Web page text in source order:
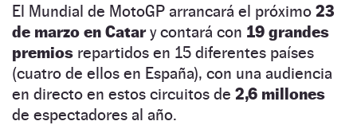
El Mundial de MotoGP arrancará el próximo 23
de marzo en Catary contará con 19 grandes
premios repartidos en 15 diferentes países
(cuatro de ellos en España), con una audiencia
en directo en estos circuitos de 2,6 millones
de espectadores al año.